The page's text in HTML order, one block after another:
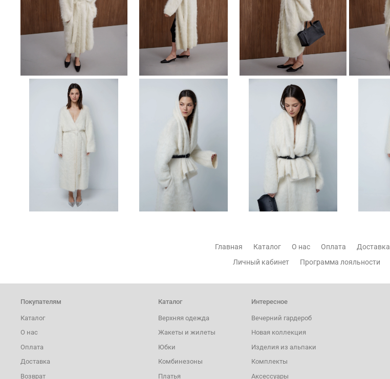
Главная Каталог О нас Оплата Доставка
Личный кабинет
Программа лояльности
Покупателям
Каталог
О нас
Оплата
Доставка
Возврат
Каталог
Верхняя одежда
Жакеты и жилеты
Юбки
Комбинезоны
Платья
Интересное
Вечерний гардероб
Новая коллекция
Изделия из альпаки
Комплекты
Аксессуары